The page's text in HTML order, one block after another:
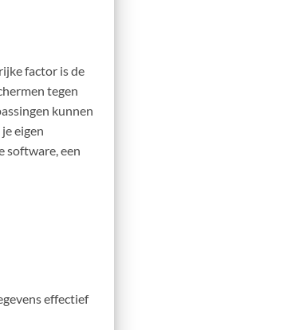
factor is de
tegen
kunnen
eigen
software, een
effectief